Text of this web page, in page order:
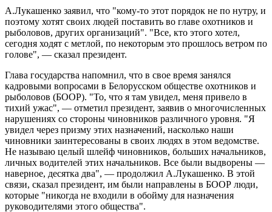
А.Лукашенко заявил, что "кому-то этот порядок не по нутру, и
поэтому хотят своих людей поставить во главе охотников и
рыболовов, других организаций". "Все, кто этого хотел,
сегодня ходят с метлой, по некоторым это прошлось ветром по
голове", — сказал президент.
Глава государства напомнил, что в свое время занялся
кадровыми вопросами в Белорусском обществе охотников и
рыболовов (БООР). "То, что я там увидел, меня привело в
тихий ужас", — отметил президент, заявив о многочисленных
нарушениях со стороны чиновников различного уровня. "Я
увидел через призму этих назначений, насколько наши
чиновники заинтересованы в своих людях в этом ведомстве.
Не называю целый шлейф чиновников, больших начальников,
личных водителей этих начальников. Все были выдворены —
наверное, десятка два", — продолжил А.Лукашенко. В этой
связи, сказал президент, им были направлены в БООР люди,
которые "никогда не входили в обойму для назначения
руководителями этого общества".